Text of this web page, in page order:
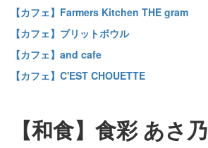
【カフェ】Farmers Kitchen THE gram
【カフェ】ブリットボウル
【カフェ】and cafe
【カフェ】C'EST CHOUETTE
【和食】食彩 あさ乃